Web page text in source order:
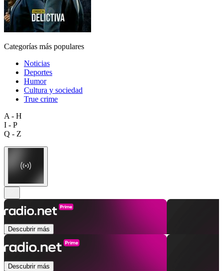
Categorías más populares
Noticias
Deportes
Humor
Cultura y sociedad
True crime
A - H
I - P
Q - Z
Descubrir más
Descubrir más